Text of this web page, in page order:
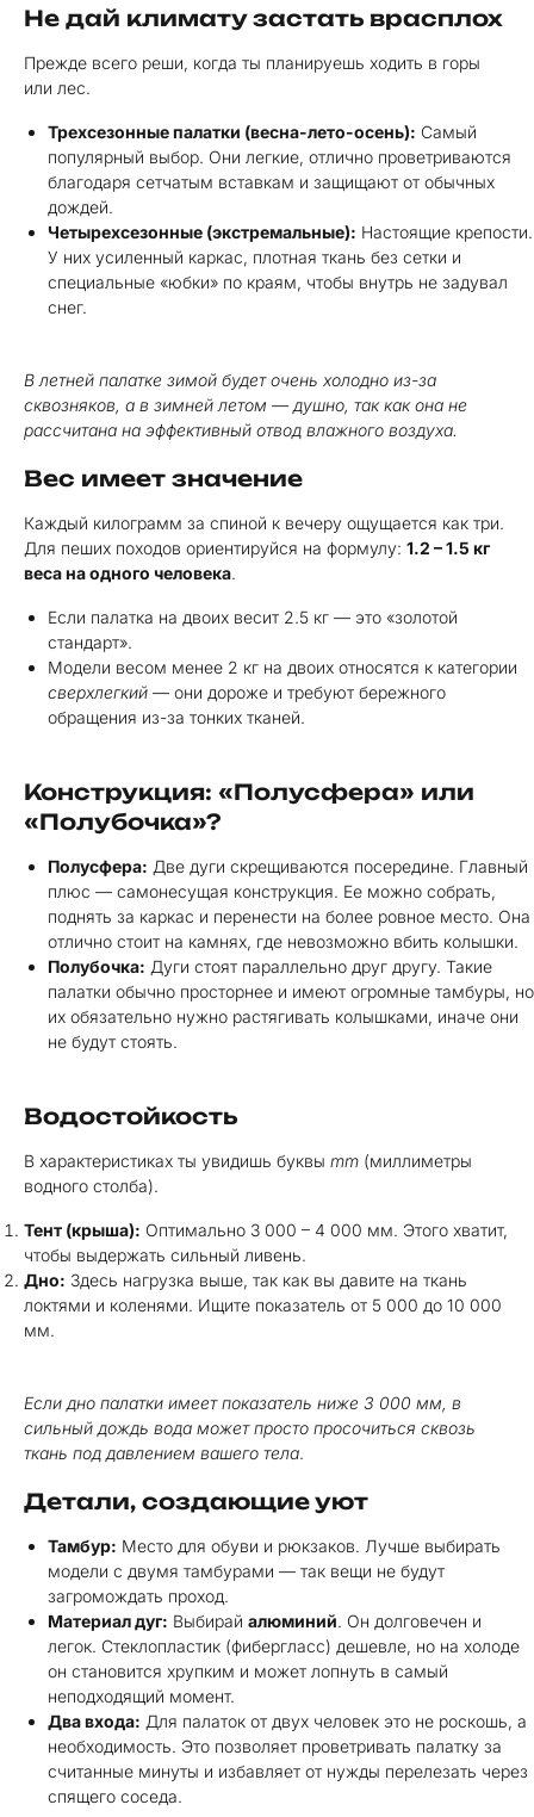
Не дай климату застать врасплох
Прежде всего реши, когда ты планируешь ходить в горы
или лес.
Трехсезонные палатки (весна-лето-осень): Самый
популярный выбор. Они легкие, отлично проветриваются
благодаря сетчатым вставкам и защищают от обычных
дождей.
Четырехсезонные (экстремальные): Настоящие крепости.
У них усиленный каркас, плотная ткань без сетки и
специальные «юбки» по краям, чтобы внутрь не задувал
снег.
В летней палатке зимой будет очень холодно из-за
сквозняков, а в зимней летом — душно, так как она не
рассчитана на эффективный отвод влажного воздуха.
Вес имеет значение
Каждый килограмм за спиной к вечеру ощущается как три.
Для пеших походов ориентируйся на формулу: 1.2 – 1.5 кг
веса на одного человека.
Если палатка на двоих весит 2.5 кг — это «золотой
стандарт».
Модели весом менее 2 кг на двоих относятся к категории
сверхлегкий — они дороже и требуют бережного
обращения из-за тонких тканей.
Конструкция: «Полусфера» или
«Полубочка»?
Полусфера: Две дуги скрещиваются посередине. Главный
плюс — самонесущая конструкция. Ее можно собрать,
поднять за каркас и перенести на более ровное место. Она
отлично стоит на камнях, где невозможно вбить колышки.
Полубочка: Дуги стоят параллельно друг другу. Такие
палатки обычно просторнее и имеют огромные тамбуры, но
их обязательно нужно растягивать колышками, иначе они
не будут стоять.
Водостойкость
В характеристиках ты увидишь буквы mm (миллиметры
водного столба).
Тент (крыша): Оптимально 3 000 – 4 000 мм. Этого хватит,
чтобы выдержать сильный ливень.
Дно: Здесь нагрузка выше, так как вы давите на ткань
локтями и коленями. Ищите показатель от 5 000 до 10 000
мм.
Если дно палатки имеет показатель ниже 3 000 мм, в
сильный дождь вода может просто просочиться сквозь
ткань под давлением вашего тела.
Детали, создающие уют
Тамбур: Место для обуви и рюкзаков. Лучше выбирать
модели с двумя тамбурами — так вещи не будут
загромождать проход.
Материал дуг: Выбирай алюминий. Он долговечен и
легок. Стеклопластик (фибергласс) дешевле, но на холоде
он становится хрупким и может лопнуть в самый
неподходящий момент.
Два входа: Для палаток от двух человек это не роскошь, а
необходимость. Это позволяет проветривать палатку за
считанные минуты и избавляет от нужды перелезать через
спящего соседа.